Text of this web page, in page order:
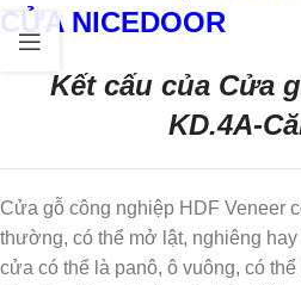
CỬA NICEDOOR
Kết cấu của Cửa
KD.4A-
Cửa gỗ công nghiệp HDF Veneer
thường, có thể mở lật, nghiêng
cửa có thể là panô, ô vuông, có